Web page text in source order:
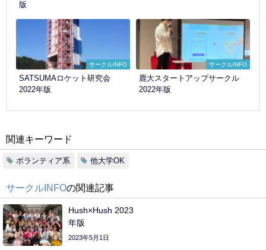
版
サークルINFO
SATSUMAロケット研究会
2022年版
サークルINFO
鹿大スタートアップサークル
2022年版
関連キーワード
ボランティア系 他大学OK
サークルINFOの関連記事
Hush×Hush 2023
年版
2023年5月1日